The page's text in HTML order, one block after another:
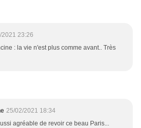
2021 23:26
: la vie n'est plus comme avant.. Très
25/02/2021 18:34
agréable de revoir ce beau Paris...